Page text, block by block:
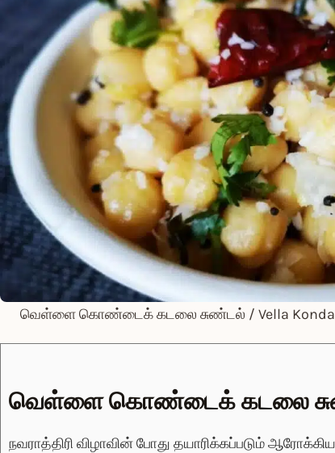
வெள்ளை கொண்டைக் கடலை சுண்டல் / Vella
வெள்ளை கொண்டைக் கடலை
நவராத்திரி விழாவின் போது தயாரிக்கப்படும்